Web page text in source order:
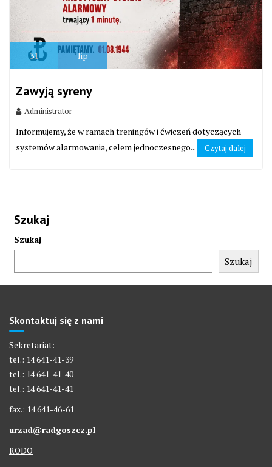
31 lip
Zawyją syreny
Administrator
Informujemy, że w ramach treningów i ćwiczeń dotyczących
systemów alarmowania, celem jednoczesnego...
Czytaj dalej
Szukaj
Szukaj
Szukaj
Skontaktuj się z nami
Sekretariat:
tel.: 14 641-41-39
tel.: 14 641-41-40
tel.: 14 641-41-41
fax.: 14 641-46-61
urzad@radgoszcz.pl
RODO